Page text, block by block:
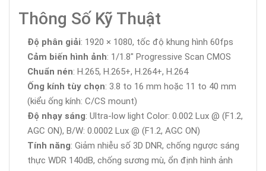
Thông Số Kỹ Thuật
Độ phân giải: 1920 × 1080, tốc độ khung hình 60fps
Cảm biến hình ảnh: 1/1.8" Progressive Scan CMOS
Chuẩn nén: H.265, H.265+, H.264+, H.264
Ống kính tùy chọn: 3.8 to 16 mm hoặc 11 to 40 mm
(kiểu ống kính: C/CS mount)
Độ nhạy sáng: Ultra-low light Color: 0.002 Lux @ (F1.2,
AGC ON), B/W: 0.0002 Lux @ (F1.2, AGC ON)
Tính năng: Giảm nhiễu số 3D DNR, chống ngược sáng
thực WDR 140dB, chống sương mù, ổn định hình ảnh